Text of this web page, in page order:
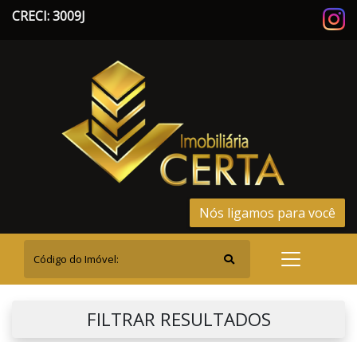
CRECI: 3009J
Nós ligamos para você
FILTRAR RESULTADOS